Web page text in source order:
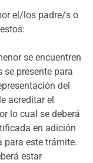
el/los padre/s o
se encuentren
se presente para
del
acreditar el
lo cual se deberá
en adición
para este trámite.
estar